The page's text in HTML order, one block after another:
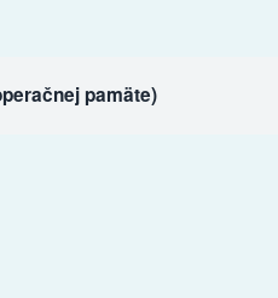
pamäte)